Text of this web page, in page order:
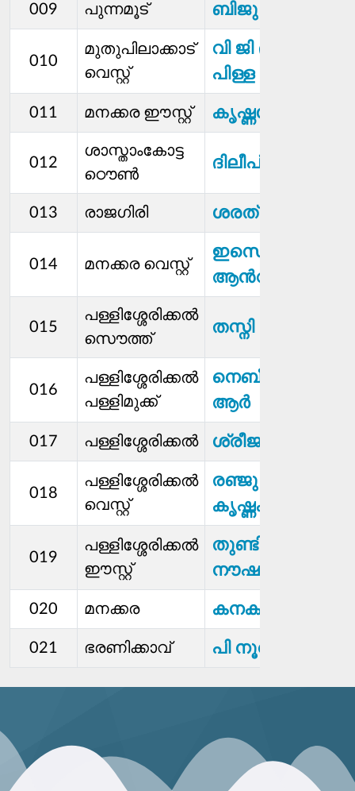
009 പുന്നമൂട് ബിജു ലൂക്കോസ്
010
മുതുപിലാക്കാട്
വെസ്റ്റ്
വി ജി ഭാര്‍ഗവന്‍
പിള്ള
011 മനക്കര ഈസ്റ്റ് കൃഷ്ണലേഖ
012
ശാസ്താംകോട്ട
ഠൌൺ
ദിലീപ് കുമാർ
013 രാജഗിരി ശരത് എസ് പി
014 മനക്കര വെസ്റ്റ്
ഇസെഡ്
ആന്‍റണി
015
പള്ളിശ്ശേരിക്കല്‍
സൌത്ത്
തസ്നി
016
പള്ളിശ്ശേരിക്കല്‍
പള്ളിമുക്ക്
നെബീസത്ത്
ആർ
017 പള്ളിശ്ശേരിക്കൽ ശ്രീജാ വിജയൻ
018
പള്ളിശ്ശേരിക്കല്‍
വെസ്റ്റ്
രഞ്ജു
കൃഷ്ണകുമാർ
019
പള്ളിശ്ശേരിക്കല്‍
ഈസ്റ്റ്
തുണ്ടിൽ
നൗഷാദ്
020 മനക്കര കനകമ്മ
021 ഭരണിക്കാവ് പി നൂറുദ്ദീന്‍കുട്ടി